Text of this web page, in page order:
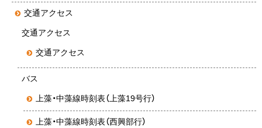
交通アクセス
交通アクセス
交通アクセス
バス
上藻・中藻線時刻表（上藻19号行）
上藻・中藻線時刻表（西興部行）